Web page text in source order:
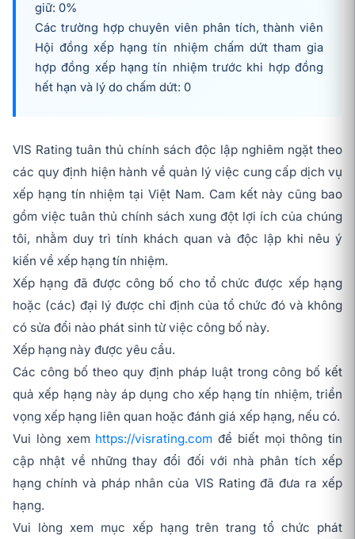
giữ: 0%
Các trường hợp chuyên viên phân tích, thành viên
Hội đồng xếp hạng tín nhiệm chấm dứt tham gia
hợp đồng xếp hạng tín nhiệm trước khi hợp đồng
hết hạn và lý do chấm dứt: 0
VIS Rating tuân thủ chính sách độc lập nghiêm ngặt theo
các quy định hiện hành về quản lý việc cung cấp dịch vụ
xếp hạng tín nhiệm tại Việt Nam. Cam kết này cũng bao
gồm việc tuân thủ chính sách xung đột lợi ích của chúng
tôi, nhằm duy trì tính khách quan và độc lập khi nêu ý
kiến về xếp hạng tín nhiệm.
Xếp hạng đã được công bố cho tổ chức được xếp hạng
hoặc (các) đại lý được chỉ định của tổ chức đó và không
có sửa đổi nào phát sinh từ việc công bố này.
Xếp hạng này được yêu cầu.
Các công bố theo quy định pháp luật trong công bố kết
quả xếp hạng này áp dụng cho xếp hạng tín nhiệm, triển
vọng xếp hạng liên quan hoặc đánh giá xếp hạng, nếu có.
Vui lòng xem https://visrating.com để biết mọi thông tin
cập nhật về những thay đổi đối với nhà phân tích xếp
hạng chính và pháp nhân của VIS Rating đã đưa ra xếp
hạng.
Vui lòng xem mục xếp hạng trên trang tổ chức phát